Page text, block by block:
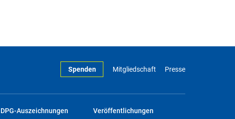
Spenden Mitgliedschaft Presse
DPG-Auszeichnungen Veröffentlichungen